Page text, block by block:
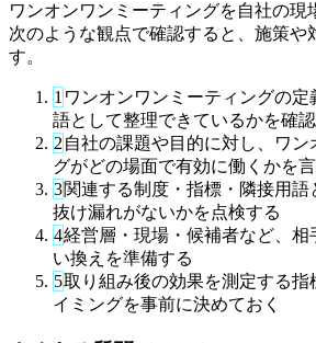
ワンオンワンミーティングを自社の現
次のような観点で確認すると、施策や
す。
1 ワンオンワンミーティングの
語として整理できているかを確
2自社の課題や目的に対し、ワ
グがどの場面で有効に働くかを
3関連する制度・指標・隣接用語
抜け漏れがないかを点検する
4経営層・現場・候補者など、相
い換えを準備する
5取り組み後の効果を測定する指
イミングを事前に決めておく